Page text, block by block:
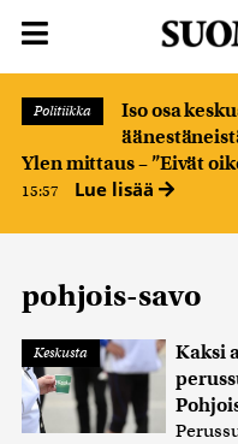
Politiikka
Iso osa
Ylen mittaus – ”Eivät
15:57
Lue lisää
pohjois-savo
Keskusta
Kaksi